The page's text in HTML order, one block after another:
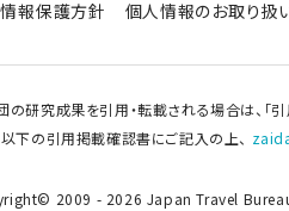
報保護方針 個人情報のお取り扱
の研究成果を引用・転載される場合は、「
以下の引用掲載確認書にご記入の上、
2009 - 2026 Japan Travel